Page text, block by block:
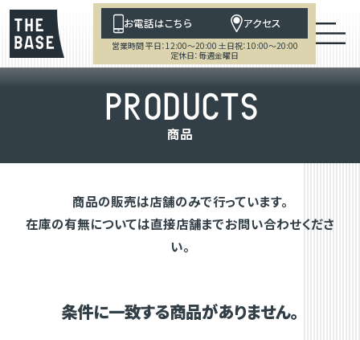
お電話はこちら アクセス
営業時間 平日：12:00～20:00 土日祝：10:00～20:00
定休日：毎週金曜日
PRODUCTS
商品
商品の販売は店舗のみで行っています。
在庫の有無については直接店舗までお問い合わせくださ
い。
条件に一致する商品がありません。